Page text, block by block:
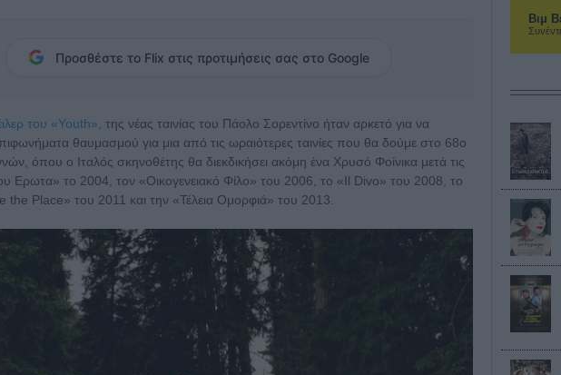
Προσθέστε το Flix στις προτιμήσεις σας στο Google
του «Youth» , της νέας ταινίας του Πάολο Σορεντίνο ήταν αρκετό για να
θαυμασμού για μια από τις ωραιότερες ταινίες που θα δούμε στο 68ο
όπου ο Ιταλός σκηνοθέτης θα διεκδικήσει ακόμη ένα Χρυσό Φοίνικα μετά τις
Ερωτα» το 2004, τον «Οικογενειακό Φίλο» του 2006, το «Il Divo» του 2008, το
the Place» του 2011 και την «Τέλεια Ομορφιά» του 2013.
Βιμ